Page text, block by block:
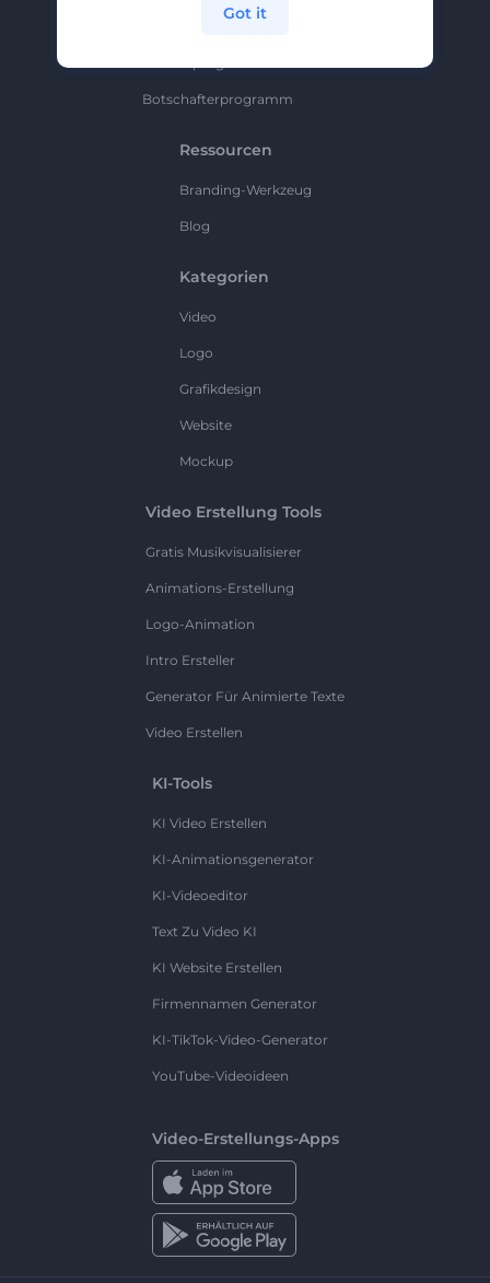
Botschafterprogramm
Ressourcen
Branding-Werkzeug
Blog
Kategorien
Video
Logo
Grafikdesign
Website
Mockup
Video Erstellung Tools
Gratis Musikvisualisierer
Animations-Erstellung
Logo-Animation
Intro Ersteller
Generator Für Animierte Texte
Video Erstellen
KI-Tools
KI Video Erstellen
KI-Animationsgenerator
KI-Videoeditor
Text Zu Video KI
KI Website Erstellen
Firmennamen Generator
KI-TikTok-Video-Generator
YouTube-Videoideen
Video-Erstellungs-Apps
Got it